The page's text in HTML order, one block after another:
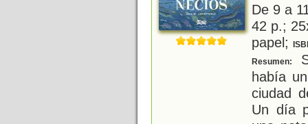
De 9 a
42 p.;
papel;
Resumen:
había
ciudad
Un día